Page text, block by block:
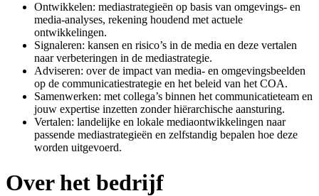
Ontwikkelen: mediastrategieën op basis van omgevings- en
media-analyses, rekening houdend met actuele
ontwikkelingen.
Signaleren: kansen en risico’s in de media en deze vertalen
naar verbeteringen in de mediastrategie.
Adviseren: over de impact van media- en omgevingsbeelden
op de communicatiestrategie en het beleid van het COA.
Samenwerken: met collega’s binnen het communicatieteam en
jouw expertise inzetten zonder hiërarchische aansturing.
Vertalen: landelijke en lokale mediaontwikkelingen naar
passende mediastrategieën en zelfstandig bepalen hoe deze
worden uitgevoerd.
Over het bedrijf